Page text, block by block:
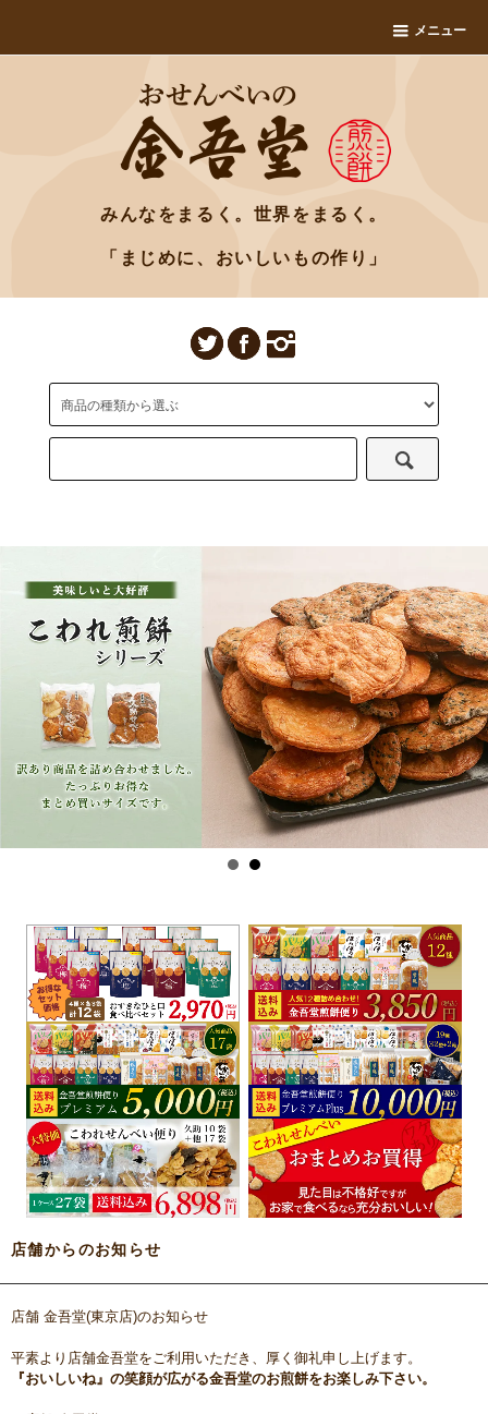
メニュー
みんなをまるく。世界をまるく。
「まじめに、おいしいもの作り」
店舗からのお知らせ
店舗 金吾堂(東京店)のお知らせ
平素より店舗金吾堂をご利用いただき、厚く御礼申し上げます。
『おいしいね』の笑顔が広がる金吾堂のお煎餅をお楽しみ下さい。